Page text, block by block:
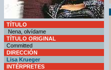
TÍTULO
Nena, olvídame
TÍTULO ORIGINAL
Committed
DIRECCIÓN
Lisa Krueger
INTÉRPRETES